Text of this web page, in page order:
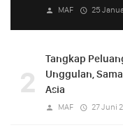
MAF 25
2
Tangkap
Unggulan,
Asia
MAF 27 Juni